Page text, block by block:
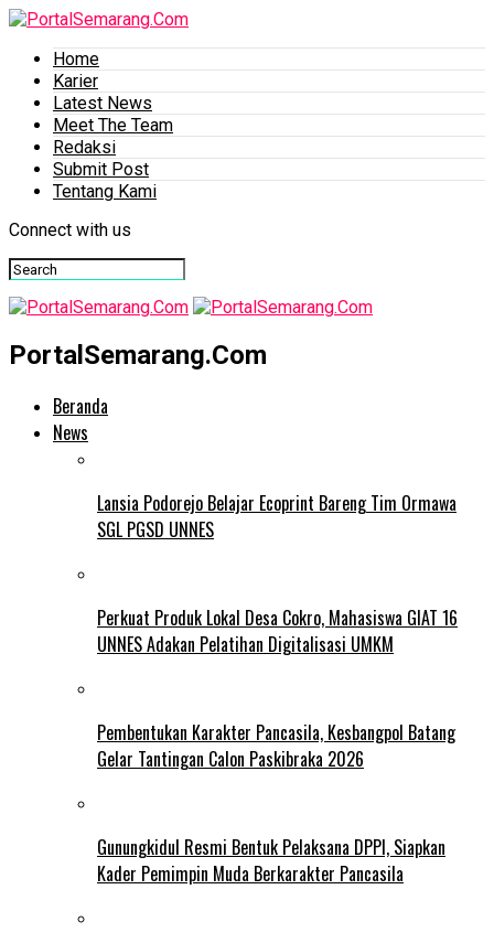
Home
Karier
Latest News
Meet The Team
Redaksi
Submit Post
Tentang Kami
Connect with us
PortalSemarang.Com
Beranda
News
Lansia Podorejo Belajar Ecoprint Bareng Tim Ormawa
SGL PGSD UNNES
Perkuat Produk Lokal Desa Cokro, Mahasiswa GIAT 16
UNNES Adakan Pelatihan Digitalisasi UMKM
Pembentukan Karakter Pancasila, Kesbangpol Batang
Gelar Tantingan Calon Paskibraka 2026
Gunungkidul Resmi Bentuk Pelaksana DPPI, Siapkan
Kader Pemimpin Muda Berkarakter Pancasila